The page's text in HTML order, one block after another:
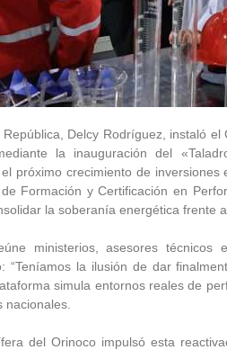
Delcy Rodríguez, instaló
la inauguración del
próximo crecimiento de
Formación y Certificación en
la soberanía energética frente
ministerios, asesores técnicos
“Teníamos la ilusión de dar
simula entornos reales de
del Orinoco impulsó esta